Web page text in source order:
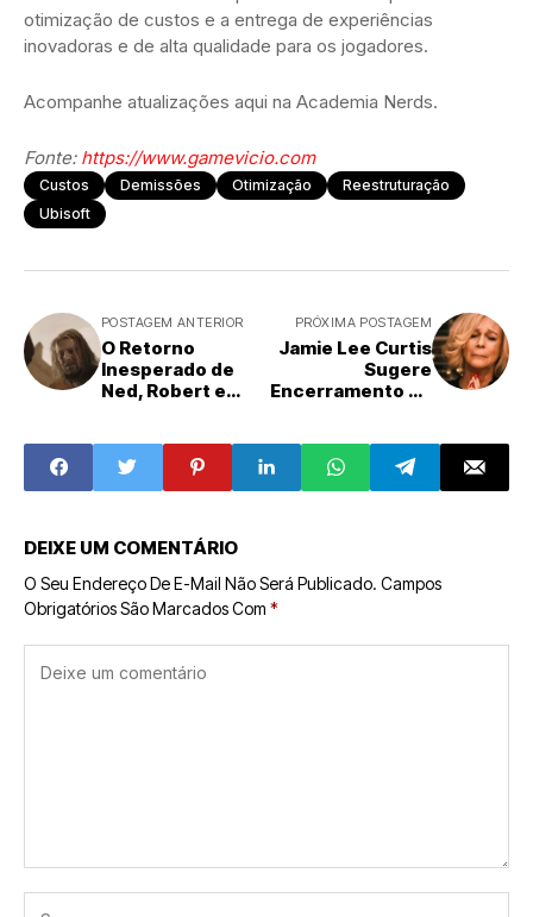
otimização de custos e a entrega de experiências
inovadoras e de alta qualidade para os jogadores.
Acompanhe atualizações aqui na Academia Nerds.
Fonte: https://www.gamevicio.com
Custos Demissões Otimização
Reestruturação
Ubisoft
POSTAGEM ANTERIOR
O Retorno
Inesperado de
Ned, Robert e
Mergulha no
Passado de
Westeros
PRÓXIMA POSTAGEM
Jamie Lee Curtis
Sugere
Encerramento de
da Cozinha de
Carmy?
DEIXE UM COMENTÁRIO
O Seu Endereço De E-Mail Não Será Publicado. Campos
Obrigatórios São Marcados Com *